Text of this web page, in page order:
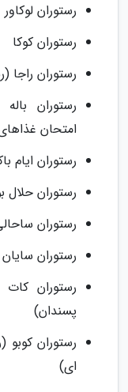
رستوران لوکاور
رستوران کوکا
رستوران راجا
رستوران
امتحان
رستوران ایام
رستوران حلال
رستوران
رستوران
رستوران
پسندان)
رستوران کوبو
ای)